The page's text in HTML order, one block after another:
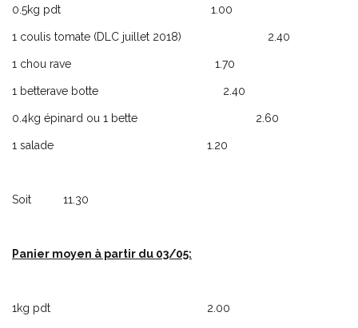
0.5kg pdt 1.00
1 coulis tomate (DLC juillet 2018) 2.40
1 chou rave 1.70
1 betterave botte 2.40
0.4kg épinard ou 1 bette 2.60
1 salade 1.20
Soit 11.30
Panier moyen à partir du 03/05:
1kg pdt 2.00